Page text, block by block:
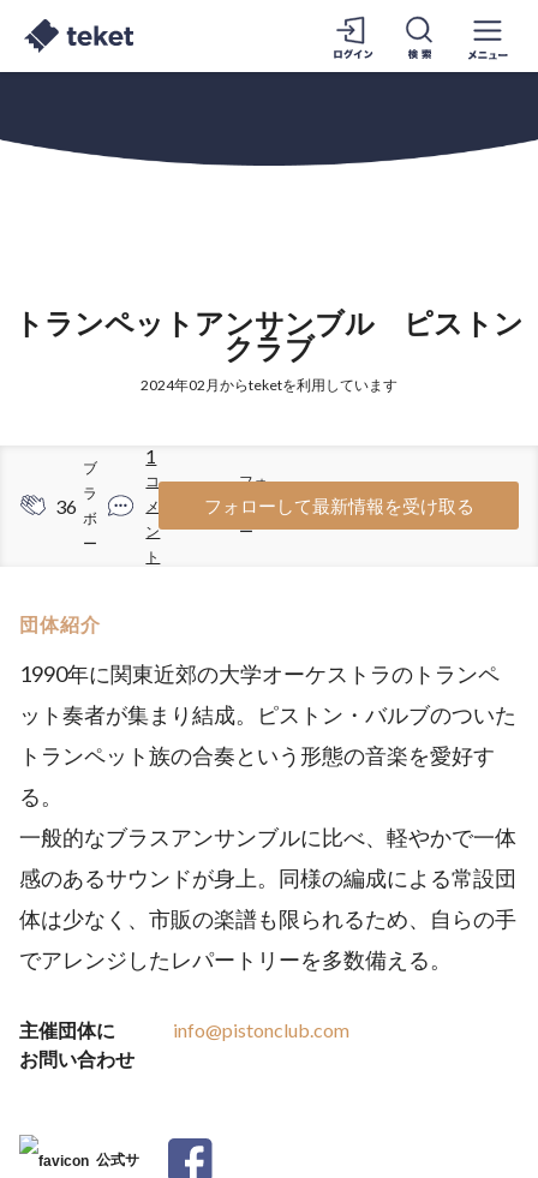
トランペットアンサンブル ピストン
クラブ
2024年02月からteketを利用しています
36
ブ
ラ
ボ
ー
1
コ
メ
ン
ト
37
フォ
ロワ
ー
フォローして最新情報を受け取る
団体紹介
1990年に関東近郊の大学オーケストラのトランペ
ット奏者が集まり結成。ピストン・バルブのついた
トランペット族の合奏という形態の音楽を愛好す
る。
一般的なブラスアンサンブルに比べ、軽やかで一体
感のあるサウンドが身上。同様の編成による常設団
体は少なく、市販の楽譜も限られるため、自らの手
でアレンジしたレパートリーを多数備える。
主催団体に
お問い合わせ
info@pistonclub.com
公式サ